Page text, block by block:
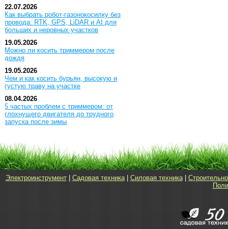
22.07.2026
Как выбрать робот-газонокосилку без
провода: RTK, GPS, LiDAR и AI для
больших и неровных участков
19.05.2026
Можно ли косить триммером после
дождя
19.05.2026
Чем и как косить бурьян, высокую и
густую траву на участке
08.04.2026
5 частых проблем с триммером: от
глохнущего двигателя до трудного
запуска после зимы
Электроинструмент| Садовая техника| Силовая техника|